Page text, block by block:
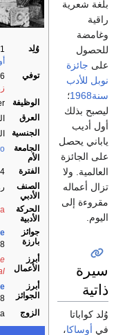
وُلِد
11
توفي
16
الوظيفة
العرق
الجنسية
الجامعة
الأم
الفترة
الصنف
الأدبي
الحركة
الأدبية
جوائز
بارزة
أبرز
الأعمال
أبرز
الجوائز
الزوج
بلغة شعرية
راقية
وغامضة
للحصول
على جائزة
نوبل للأدب
سنة1968
؛
ليصبح بذلك
أول أديب
ياباني يحصل
على الجائزة
العالمية. ولا
تزال أعماله
مقروءة إلى
اليوم.
سيرة
ذاتية
وُلد كواباتا
في أوساكا،